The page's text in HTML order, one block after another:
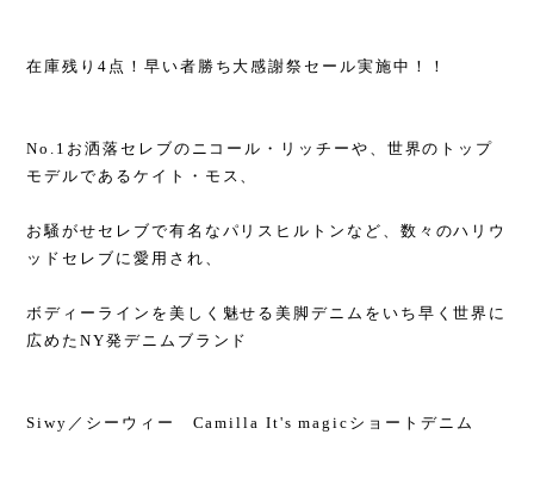
在庫残り4点！早い者勝ち大感謝祭セール実施中！！
No.1お洒落セレブのニコール・リッチーや、世界のトップ
モデルであるケイト・モス、
お騒がせセレブで有名なパリスヒルトンなど、数々のハリウ
ッドセレブに愛用され、
ボディーラインを美しく魅せる美脚デニムをいち早く世界に
広めたNY発デニムブランド
Siwy／シーウィー Camilla It's magicショートデニム